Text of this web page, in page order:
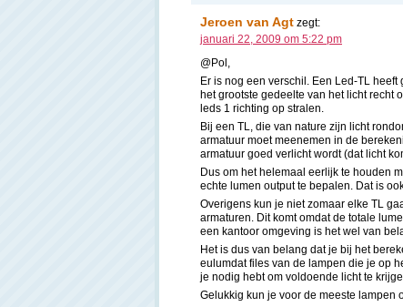
Jeroen van Agt zegt:
januari 22, 2009 om 5:22 pm
@Pol,
Er is nog een verschil. Een Led-TL
het grootste gedeelte van het licht recht
leds 1 richting op stralen.
Bij een TL, die van nature zijn licht
armatuur moet meenemen in de
armatuur goed verlicht wordt (dat licht
Dus om het helemaal eerlijk te houden
echte lumen output te bepalen. Dat is
Overigens kun je niet zomaar elke TL
armaturen. Dit komt omdat de totale
een kantoor omgeving is het wel van
Het is dus van belang dat je bij het
eulumdat files van de lampen die je op
je nodig hebt om voldoende licht te
Gelukkig kun je voor de meeste lampen